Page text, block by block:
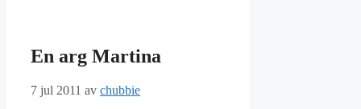
En arg Martina
7 jul 2011 av chubbie